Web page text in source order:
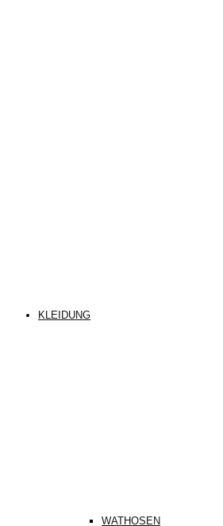
KLEIDUNG
WATHOSEN